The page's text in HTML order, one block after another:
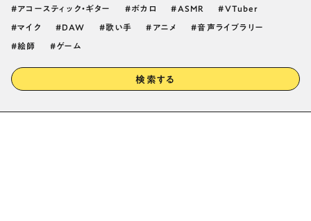
アコースティック・ギター ボカロ ASMR VTuber
マイク DAW 歌い手 アニメ 音声ライブラリー
絵師 ゲーム
検索する